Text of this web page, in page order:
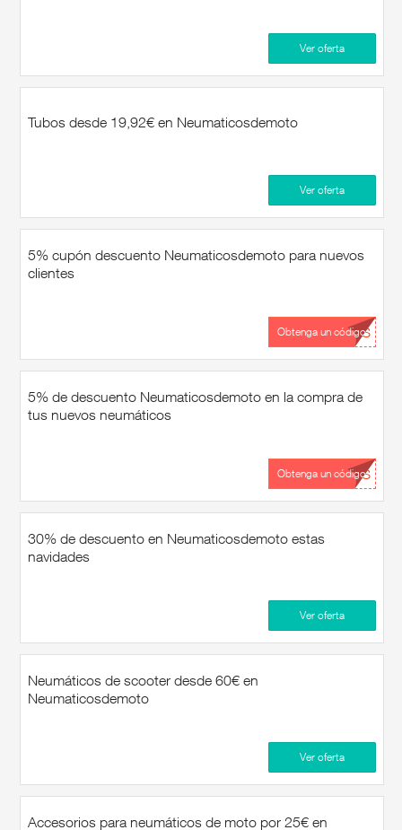
Ver oferta
Tubos desde 19,92€ en Neumaticosdemoto
Ver oferta
5% cupón descuento Neumaticosdemoto para nuevos
clientes
...ES
Obtenga un código
5% de descuento Neumaticosdemoto en la compra de
tus nuevos neumáticos
...ES
Obtenga un código
30% de descuento en Neumaticosdemoto estas
navidades
Ver oferta
Neumáticos de scooter desde 60€ en
Neumaticosdemoto
Ver oferta
Accesorios para neumáticos de moto por 25€ en